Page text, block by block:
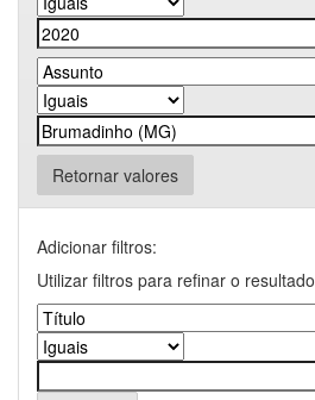
Retornar valores
Adicionar filtros:
Utilizar filtros para refinar o